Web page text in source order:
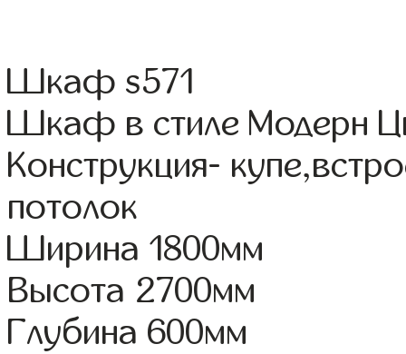
Шкаф s571
Шкаф в стиле Модерн
Конструкция-
потолок
Ширина 1800мм
Высота 2700мм
Глубина 600мм